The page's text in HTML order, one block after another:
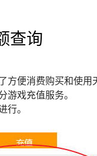
查询
方便消费购买和使
游戏充值服务。
行。